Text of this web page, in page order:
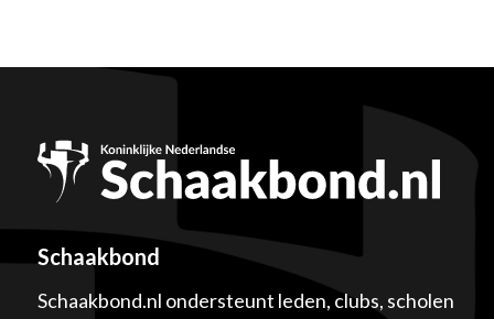
Schaakbond
Schaakbond.nl ondersteunt leden, clubs, scholen